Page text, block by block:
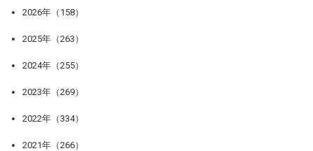
2026年（158）
2025年（263）
2024年（255）
2023年（269）
2022年（334）
2021年（266）